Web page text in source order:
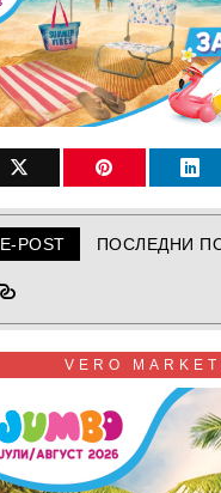
E-POST ПОСЛЕДНИ
VERO